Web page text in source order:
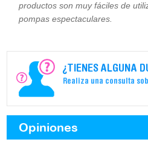
productos son muy fáciles de
pompas espectaculares.
¿TIENES ALGUNA
Realiza una consulta
Opiniones